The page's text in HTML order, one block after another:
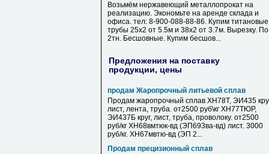
Возьмём нержавеющий металлопрокат на
реализацию. Экономьте на аренде склада и
офиса. тел: 8-900-088-88-86. Купим титановые
трубы 25х2 от 5.5м и 38х2 от 3.7м. Вырезку. По
2тн. Бесшовные. Купим бесшов...
Предложения на поставку
продукции, цены
продам Жаропрочный литьевой сплав
Продам жаропрочный сплав ХН78Т, ЭИ435
лист, лента, труба. от2500 руб\кг ХН77ТЮР,
ЭИ437Б круг, лист, труба, проволоку. от2500
руб/кг ХН68вмтюк-вд (ЭП693ва-вд) лист. 3000
руб/кг. ХН67мвтю-вд (ЭП 2...
Продам прецизионный сплав